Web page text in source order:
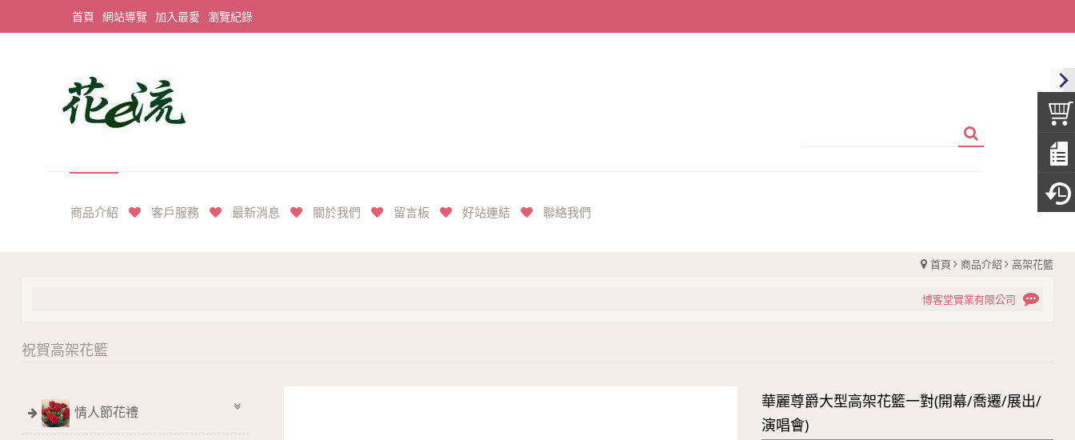
首頁 網站導覽 加入最愛 瀏覽紀錄
商品介紹 客戶服務 最新消息 關於我們 留言板 好站連結 聯絡我們
首頁 商品介紹 高架花籃
博客堂實業有限公司
祝賀高架花籃
情人節花禮
華麗尊爵大型高架花籃一對(開幕/喬遷/展出/
演唱會)